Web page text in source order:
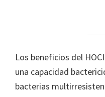
Los beneficios del
una capacidad
bacterias